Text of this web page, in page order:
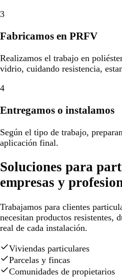
3
Fabricamos en PRFV
Realizamos el trabajo en
vidrio, cuidando resistencia,
4
Entregamos o instalamos
Según el tipo de trabajo,
aplicación final.
Soluciones para
empresas y
Trabajamos para clientes
necesitan productos resistentes,
real de cada instalación.
Viviendas particulares
Parcelas y fincas
Comunidades de propietarios